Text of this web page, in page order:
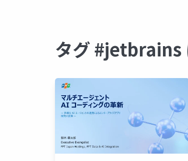
タグ #jetbrains